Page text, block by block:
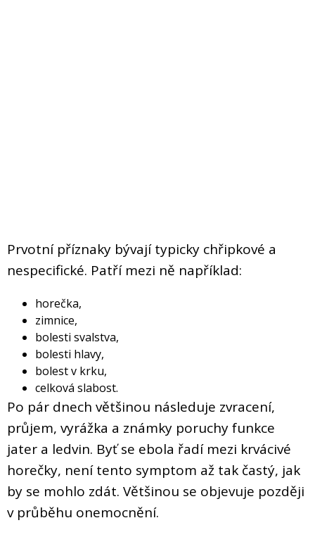
Prvotní příznaky bývají typicky chřipkové a
nespecifické. Patří mezi ně například:
horečka,
zimnice,
bolesti svalstva,
bolesti hlavy,
bolest v krku,
celková slabost.
Po pár dnech většinou následuje zvracení,
průjem, vyrážka a známky poruchy funkce
jater a ledvin. Byť se ebola řadí mezi krvácivé
horečky, není tento symptom až tak častý, jak
by se mohlo zdát. Většinou se objevuje později
v průběhu onemocnění.